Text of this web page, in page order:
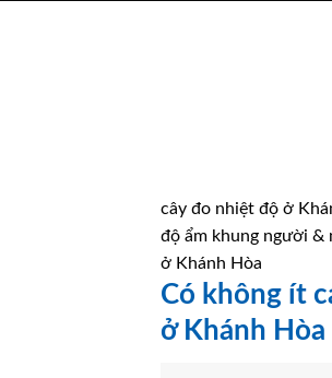
cây đo nhiệt độ ở
độ ẩm khung người
ở Khánh Hòa
Có không ít
ở Khánh Hòa